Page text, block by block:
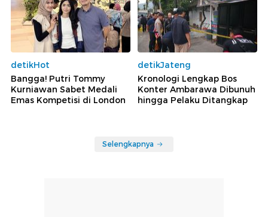
detikHot
Bangga! Putri Tommy
Kurniawan Sabet Medali
Emas Kompetisi di London
detikJateng
Kronologi Lengkap Bos
Konter Ambarawa Dibunuh
hingga Pelaku Ditangkap
Selengkapnya